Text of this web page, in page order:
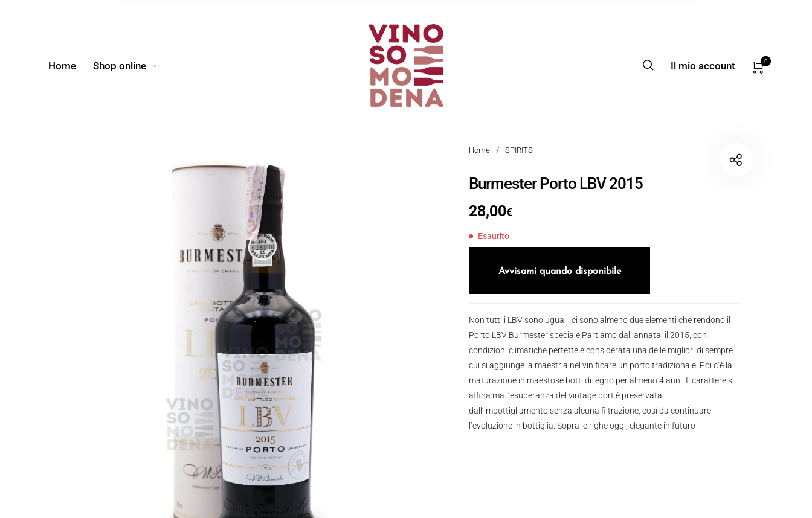
Home Shop online Il mio account 0
Home / SPIRITS
Burmester Porto LBV 2015
28,00€
Esaurito
Avvisami quando disponibile
Non tutti i LBV sono uguali: ci sono almeno due elementi che rendono il
Porto LBV Burmester speciale.Partiamo dall’annata, il 2015, con
condizioni climatiche perfette è considerata una delle migliori di sempre
cui si aggiunge la maestria nel vinificare un porto tradizionale. Poi c’è la
maturazione in maestose botti di legno per almeno 4 anni. Il carattere si
affina ma l’esuberanza del vintage port è preservata
dall’imbottigliamento senza alcuna filtrazione, così da continuare
l’evoluzione in bottiglia. Sopra le righe oggi, elegante in futuro